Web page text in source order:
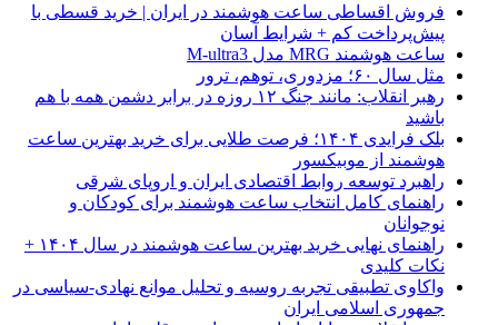
فروش اقساطی ساعت هوشمند در ایران | خرید قسطی با
پیش‌پرداخت کم + شرایط آسان
ساعت هوشمند MRG مدل M-ultra3
مثل سال ۶۰؛ مزدوری، توهم، ترور
رهبر انقلاب: مانند جنگ ۱۲ روزه در برابر دشمن همه با هم
باشید
بلک فرایدی ۱۴۰۴؛ فرصت طلایی برای خرید بهترین ساعت
هوشمند از موبیکسور
راهبرد توسعه روابط اقتصادی ایران و اروپای شرقی
راهنمای کامل انتخاب ساعت هوشمند برای کودکان و
نوجوانان
راهنمای نهایی خرید بهترین ساعت هوشمند در سال ۱۴۰۴ +
نکات کلیدی
واکاوی تطبیقی تجربه روسیه و تحلیل موانع نهادی-سیاسی در
جمهوری اسلامی ایران